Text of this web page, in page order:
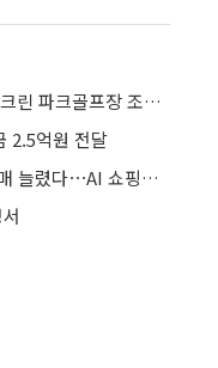
도봉구, 창동문화체육센터에 실내 스크린 파크골프장 조성…8월 18일 개장
2.5억원 전달
네이버플러스 스토어 “AI 추천, 재구매 늘렸다⋯AI 쇼핑가이드는 골프·캠핑으로 확대”